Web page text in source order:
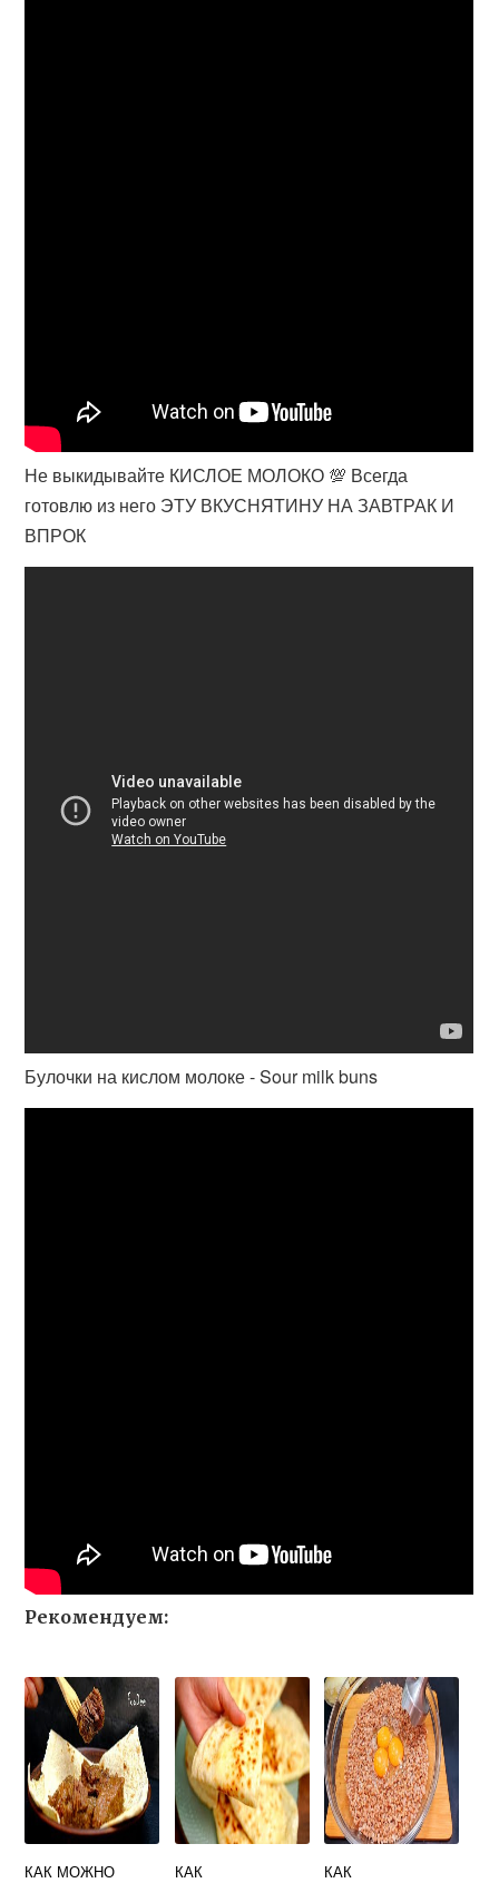
Не выкидывайте КИСЛОЕ МОЛОКО 💯 Всегда
готовлю из него ЭТУ ВКУСНЯТИНУ НА ЗАВТРАК И
ВПРОК
Булочки на кислом молоке - Sour milk buns
Рекомендуем:
КАК МОЖНО
КАК
КАК